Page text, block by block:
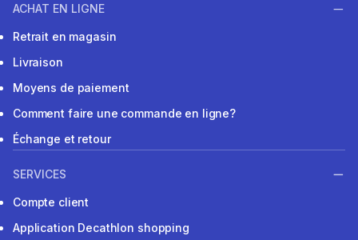
ACHAT EN LIGNE
Retrait en magasin
Livraison
Moyens de paiement
Comment faire une commande en ligne?
Échange et retour
SERVICES
Compte client
Application Decathlon shopping